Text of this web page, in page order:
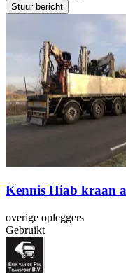
Stuur bericht
Kennis Hiab kraan
overige opleggers
Gebruikt